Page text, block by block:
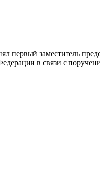
первый заместитель
в связи с